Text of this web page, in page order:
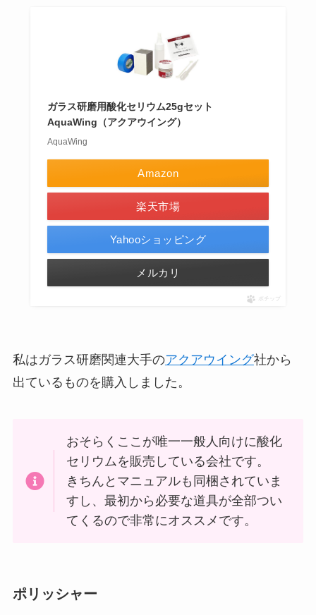
ガラス研磨用酸化セリウム25gセット
AquaWing（アクアウイング）
AquaWing
Amazon
楽天市場
Yahooショッピング
メルカリ
ポチップ
私はガラス研磨関連大手のアクアウイング社から
出ているものを購入しました。
おそらくここが唯一一般人向けに酸化
セリウムを販売している会社です。
きちんとマニュアルも同梱されていま
すし、最初から必要な道具が全部つい
てくるので非常にオススメです。
ポリッシャー